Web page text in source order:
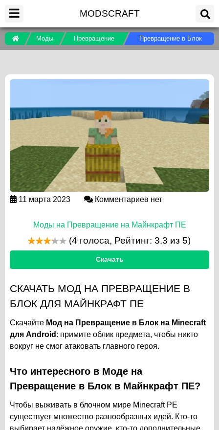
MODSCRAFT
Моды Превращение Превращение в Блок
11 марта 2023 Комментариев нет
Моды на Превращение на Майнкрафт ПЕ
(4 голоса, Рейтинг: 3.3 из 5)
Скачать
СКАЧАТЬ МОД НА ПРЕВРАЩЕНИЕ В
БЛОК ДЛЯ МАЙНКРАФТ ПЕ
Скачайте Мод на Превращение в Блок на Minecraft
для Android : примите облик предмета, чтобы никто
вокруг не смог атаковать главного героя.
Что интересного в Моде на
Превращение в Блок в Майнкрафт ПЕ?
Чтобы выживать в блочном мире Minecraft PE
существует множество разнообразных идей. Кто-то
выбирает надёжное оружие, кто-то дополнительные